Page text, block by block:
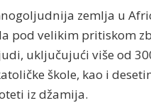
zemlja u
pod velikim pritiskom
uključujući više od
škole, kao i
iz džamija.